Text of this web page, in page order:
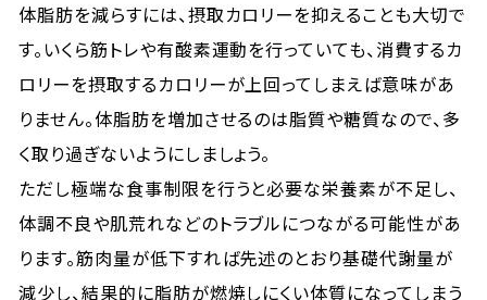
体脂肪を減らすには、摂取カロリーを抑えることも大切で
す。いくら筋トレや有酸素運動を行っていても、消費するカ
ロリーを摂取するカロリーが上回ってしまえば意味があ
りません。体脂肪を増加させるのは脂質や糖質なので、多
く取り過ぎないようにしましょう。
ただし極端な食事制限を行うと必要な栄養素が不足し、
体調不良や肌荒れなどのトラブルにつながる可能性があ
ります。筋肉量が低下すれば先述のとおり基礎代謝量が
減少し、結果的に脂肪が燃焼しにくい体質になってしまう